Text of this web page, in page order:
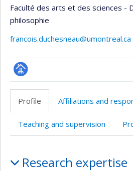
Faculté des arts et des sciences -
philosophie
francois.duchesneau@umontreal.ca
Page
professionnelle
Profile Affiliations and
Teaching and supervision
Research expertise